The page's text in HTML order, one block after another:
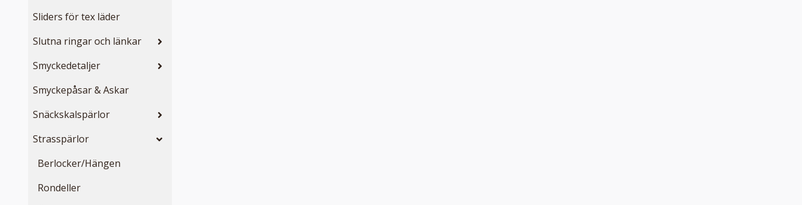
Sliders för tex läder
Slutna ringar och länkar
Smyckedetaljer
Smyckepåsar & Askar
Snäckskalspärlor
Strasspärlor
Berlocker/Hängen
Rondeller